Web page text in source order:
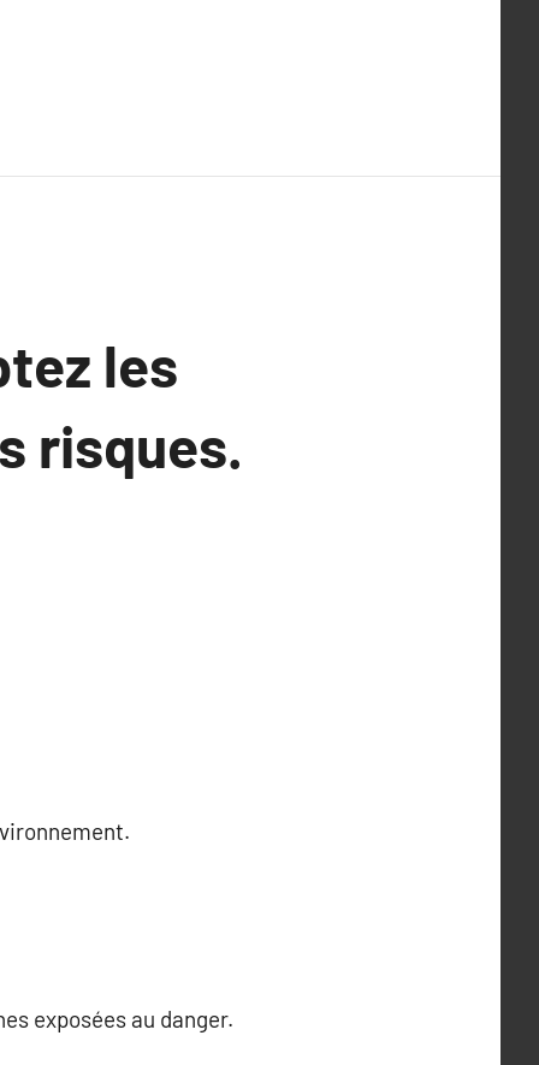
les
risques.
exposées au danger.